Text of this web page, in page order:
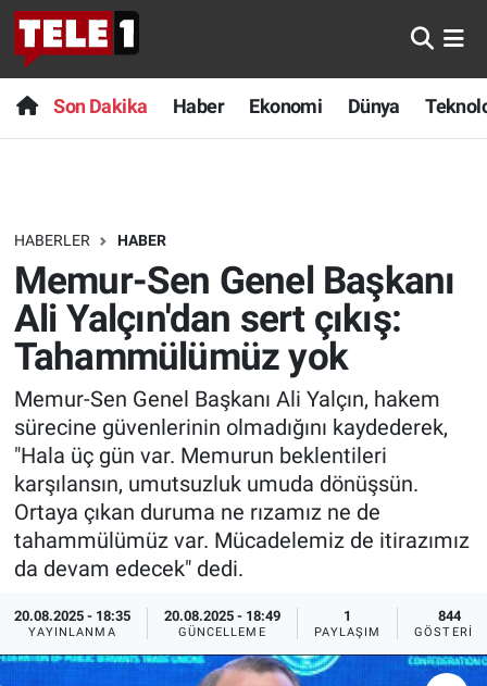
Son Dakika Haber Ekonomi Dünya
HABERLER HABER
Memur-Sen Genel Başkanı
Ali Yalçın'dan sert çıkış:
Tahammülümüz yok
Memur-Sen Genel Başkanı Ali Yalçın, hakem
sürecine güvenlerinin olmadığını kaydederek,
"Hala üç gün var. Memurun beklentileri
karşılansın, umutsuzluk umuda dönüşsün.
Ortaya çıkan duruma ne rızamız ne de
tahammülümüz var. Mücadelemiz de itirazımız
da devam edecek" dedi.
20.08.2025 - 18:35
YAYINLANMA
20.08.2025 - 18:49
GÜNCELLEME
1
PAYLAŞIM
844
GÖSTERIM
Anında Manşet
Başka Sohbetler
Bilim turu
Bilim ve Teknoloji Evreni
Doğa Konuşuyor
Dünya
Ege Saati
Ege'den Esintiler
Eğitim
Eğlence
Son Dakika
Haber
Dünya
Teknoloji
Sağlık
Spor
Yayın Akışı
İletişim
Nöbetçi Eczaneler
Hava Durumu
Trafik Durumu
Süper Lig Puan Durumu ve Fikstür
Tüm Manşetler
Son Dakika Haberleri
Haber Arşivi